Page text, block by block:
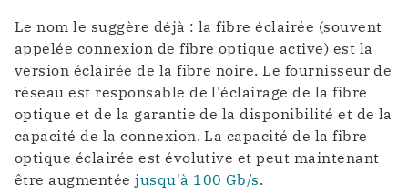
Le nom le suggère déjà : la fibre éclairée (souvent
appelée connexion de fibre optique active) est la
version éclairée de la fibre noire. Le fournisseur de
réseau est responsable de l'éclairage de la fibre
optique et de la garantie de la disponibilité et de la
capacité de la connexion. La capacité de la fibre
optique éclairée est évolutive et peut maintenant
être augmentéejusqu'à 100 Gb/s.